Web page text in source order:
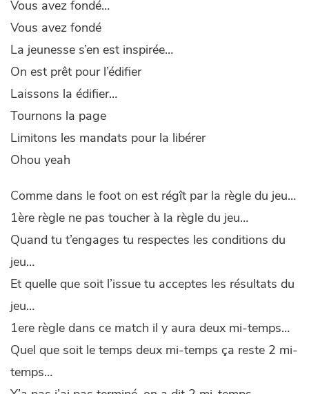
Vous avez fondé…
Vous avez fondé
La jeunesse s’en est inspirée…
On est prêt pour l’édifier
Laissons la édifier…
Tournons la page
Limitons les mandats pour la libérer
Ohou yeah
Comme dans le foot on est régît par la règle du jeu…
1ère règle ne pas toucher à la règle du jeu…
Quand tu t’engages tu respectes les conditions du
jeu…
Et quelle que soit l’issue tu acceptes les résultats du
jeu…
1ere règle dans ce match il y aura deux mi-temps…
Quel que soit le temps deux mi-temps ça reste 2 mi-
temps…